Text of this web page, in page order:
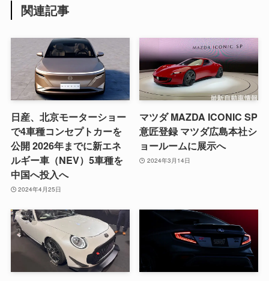
関連記事
日産、北京モーターショー
で4車種コンセプトカーを
公開 2026年までに新エネ
ルギー車（NEV）5車種を
中国へ投入へ
2024年4月25日
マツダ MAZDA ICONIC SP
意匠登録 マツダ広島本社シ
ョールームに展示へ
2024年3月14日